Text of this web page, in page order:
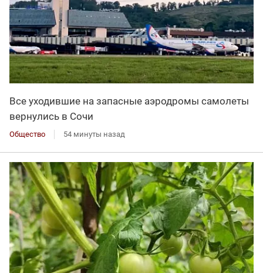
Все уходившие на запасные аэродромы самолеты
вернулись в Сочи
Общество 54 минуты назад